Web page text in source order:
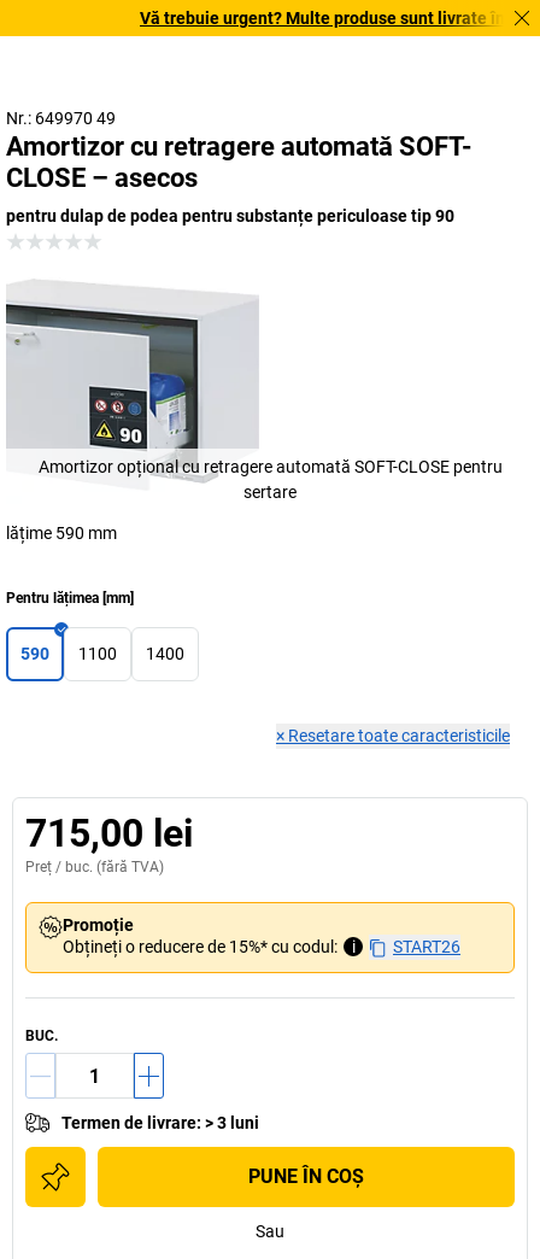
Vă trebuie urgent? Multe produse sunt livrate în
Nr.: 649970 49
Amortizor cu retragere automată SOFT-
CLOSE – asecos
pentru dulap de podea pentru substanțe periculoase tip 90
Amortizor opțional cu retragere automată SOFT-CLOSE pentru
sertare
lățime 590 mm
Pentru lățimea [mm]
590 1100 1400
× Resetare toate caracteristicile
715,00 lei
Preț / buc. (fără TVA)
Promoție
Obțineți o reducere de 15%* cu codul:
i START26
BUC.
Termen de livrare: > 3 luni
PUNE ÎN COŞ
Sau